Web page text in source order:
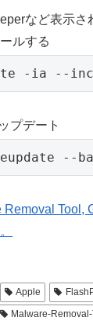
など表示さ
ルする
-ia --
プデート
--
Removal Tool,
Apple
Malware-Removal-